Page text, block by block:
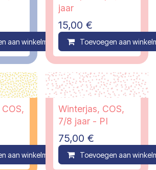
aan winkelmandje Compare
jaar
15,00 €
Toevoegen aan
aan winkelmandje Compare
Winterjas, COS,
7/8 jaar - PI
75,00 €
Toevoegen aan